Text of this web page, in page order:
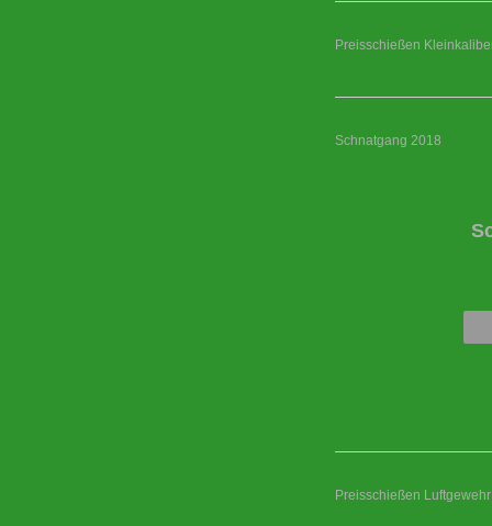
Preisschießen
Schnatgang 2018
Preisschießen